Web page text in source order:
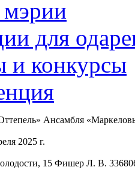
для
и конкурсы
Ансамбля
2025 г.
15 Фишер Л. В.